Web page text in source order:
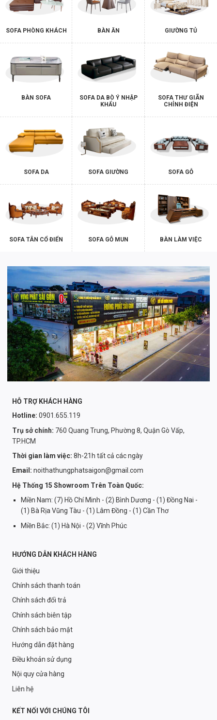
SOFA PHÒNG KHÁCH BÀN ĂN GIƯỜNG TỦ
BÀN SOFA
SOFA DA BÒ Ý NHẬP
KHẨU
SOFA THƯ GIÃN
CHỈNH ĐIỆN
SOFA DA SOFA GIƯỜNG SOFA GỖ
SOFA TÂN CỔ ĐIỂN SOFA GỖ MUN BÀN LÀM VIỆC
HỖ TRỢ KHÁCH HÀNG
Hotline: 0901.655.119
Trụ sở chính: 760 Quang Trung, Phường 8, Quận Gò Vấp,
TP.HCM
Thời gian làm việc: 8h-21h tất cả các ngày
Email: noithathungphatsaigon@gmail.com
Hệ Thống 15 Showroom Trên Toàn Quốc:
Miền Nam: (7) Hồ Chí Minh - (2) Bình Dương - (1) Đồng Nai -
(1) Bà Rịa Vũng Tàu - (1) Lâm Đồng - (1) Cần Thơ
Miền Bắc: (1) Hà Nội - (2) Vĩnh Phúc
HƯỚNG DẪN KHÁCH HÀNG
Giới thiệu
Chính sách thanh toán
Chính sách đổi trả
Chính sách biên tập
Chính sách bảo mật
Hướng dẫn đặt hàng
Điều khoản sử dụng
Nội quy cửa hàng
Liên hệ
KẾT NỐI VỚI CHÚNG TÔI